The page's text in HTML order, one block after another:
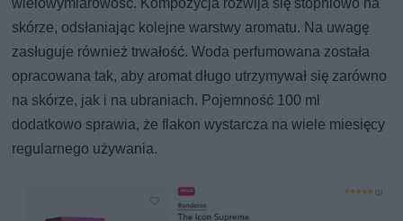
skórze, odsłaniając kolejne warstwy aromatu. Na uwagę
zasługuje również trwałość. Woda perfumowana została
opracowana tak, aby aromat długo utrzymywał się zarówno
na skórze, jak i na ubraniach. Pojemność 100 ml
dodatkowo sprawia, że flakon wystarcza na wiele miesięcy
regularnego używania.